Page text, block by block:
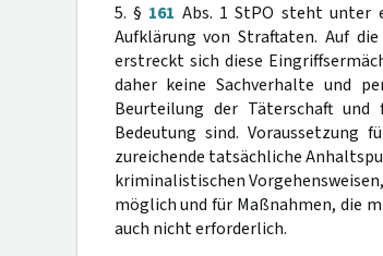
5. § 161 Abs. 1 StPO steht unter
Aufklärung von Straftaten. Auf
erstreckt sich diese
daher keine Sachverhalte und
Beurteilung der Täterschaft
Bedeutung sind. Voraussetzung
zureichende tatsächliche
kriminalistischen
möglich und für Maßnahmen, die
auch nicht erforderlich.